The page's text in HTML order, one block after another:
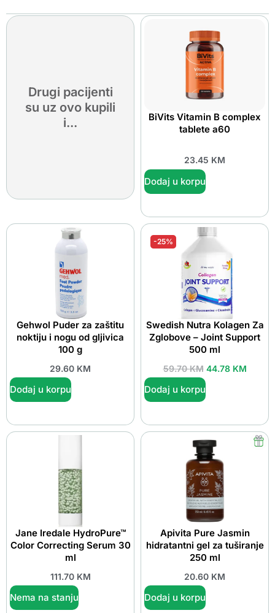
Drugi pacijenti
su uz ovo kupili
i...
BiVits Vitamin B complex
tablete a60
23.45 KM
Dodaj u korpu
Gehwol Puder za zaštitu
noktiju i nogu od gljivica
100 g
29.60 KM
Dodaj u korpu
-25%
Swedish Nutra Kolagen Za
Zglobove – Joint Support
500 ml
59.70KM 44.78 KM
Dodaj u korpu
Jane Iredale HydroPure™
Color Correcting Serum 30
ml
111.70 KM
Nema na stanju
Apivita Pure Jasmin
hidratantni gel za tuširanje
250 ml
20.60 KM
Dodaj u korpu